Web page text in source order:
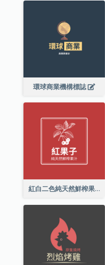
環球商業機構標誌
紅白二色純天然鮮榨果汁標誌